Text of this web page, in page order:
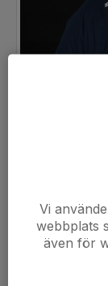
Vi
webbplats
även för